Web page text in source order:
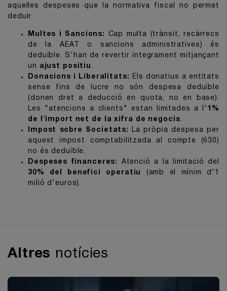
aquelles despeses que la normativa fiscal no permet
deduir:
Multes i Sancions:
Cap multa (trànsit, recàrrecs
de la AEAT o sancions administratives) és
deduïble. S'han de revertir íntegrament mitjançant
un
ajust positiu.
Donacions i Liberalitats:
Els donatius a entitats
sense fins de lucre no són despesa deduïble
(donen dret a deducció en quota, no en base).
Les "atencions a clients" estan limitades a l' 1%
de l'import net de la xifra de negocis.
Impost sobre Societats:
La pròpia despesa per
aquest impost comptabilitzada al compte (630)
no és deduïble.
Despeses financeres:
Atenció a la limitació del
30% del benefici operatiu
(amb el mínim d'1
milió d'euros).
Altres notícies